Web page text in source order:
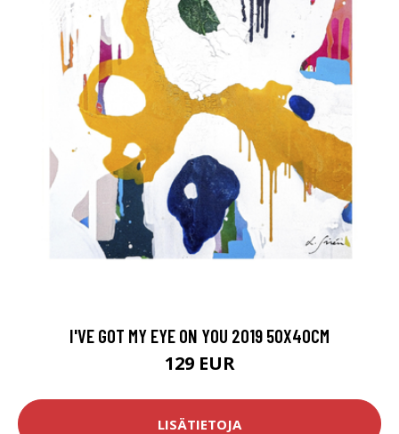
I'VE GOT MY EYE ON YOU 2019 50X40CM
129 EUR
LISÄTIETOJA